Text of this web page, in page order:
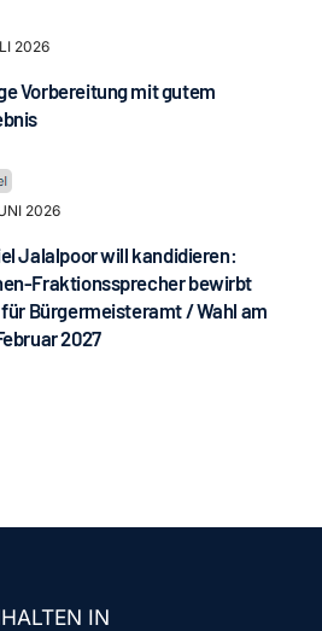
2026
Vorbereitung mit gutem
2026
Jalalpoor will kandidieren:
Fraktionssprecher bewirbt
Bürgermeisteramt / Wahl am
2027
IN